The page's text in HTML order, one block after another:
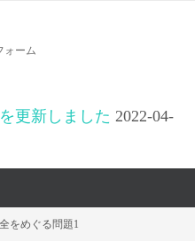
ォーム
更新しました 2022-04-
をめぐる問題1